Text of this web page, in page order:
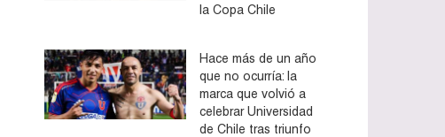
la Copa Chile
Hace más de un año
que no ocurría: la
marca que volvió a
celebrar Universidad
de Chile tras triunfo